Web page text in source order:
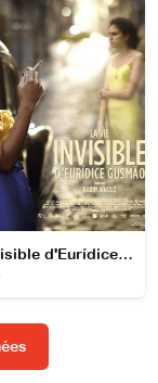
La Vie invisible d'Eurídice Gusmão